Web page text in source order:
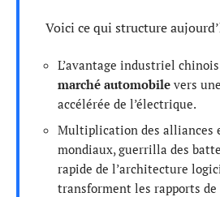
Voici ce qui structure
L’avantage industriel
marché automobile vers
accélérée de l’électrique.
Multiplication des alliances
mondiaux, guerrilla des
rapide de l’architecture
transforment les rapports de